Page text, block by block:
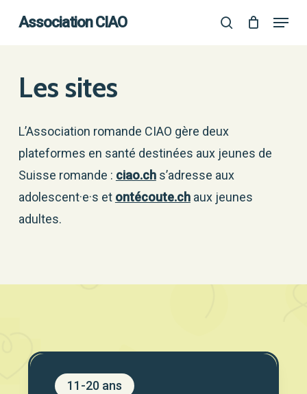
content
Association CIAO search
Menu
Les sites
L’Association romande CIAO gère deux
plateformes en santé destinées aux jeunes de
Suisse romande : ciao.chs’adresse aux
adolescent·e·s et ontécoute.ch aux jeunes
adultes.
11-20 ans